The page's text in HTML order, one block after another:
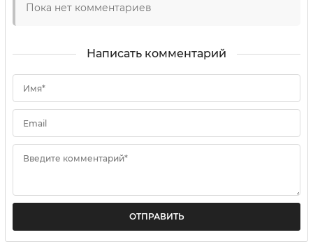
Пока нет комментариев
Написать комментарий
Имя*
Email
Введите комментарий*
ОТПРАВИТЬ